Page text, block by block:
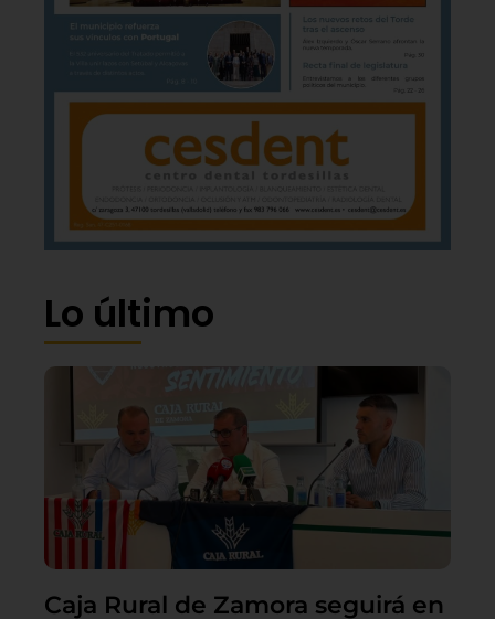
Lo último
Caja Rural de Zamora seguirá en